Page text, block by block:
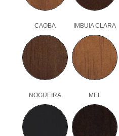
CAOBA IMBUIA CLARA
NOGUEIRA MEL